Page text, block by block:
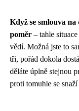
Když se smlouva
poměr – tahle
vědí. Možná jste to
tři, pořád dokola
děláte úplně stejnou
proti tomuhle se